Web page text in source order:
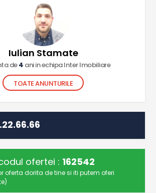
Iulian Stamate
de4 ani in echipa Inter Imobiliare
TOATE ANUNTURILE
ofertei : 162542
oferta dorita de tine si iti putem oferi